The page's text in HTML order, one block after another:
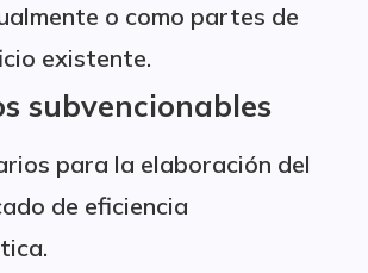
o como partes de
existente.
subvencionables
para la elaboración del
de eficiencia